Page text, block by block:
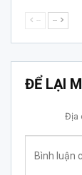
-- --
ĐỂ LẠI
Địa